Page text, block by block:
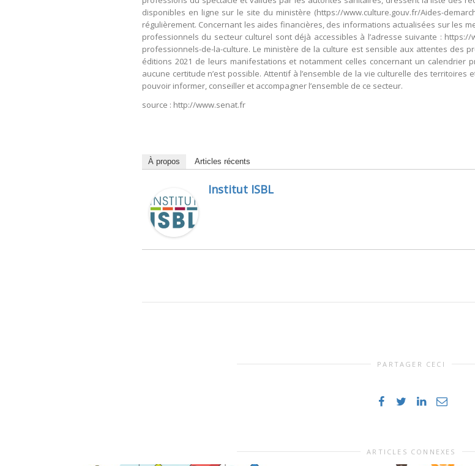
disponibles en ligne sur le site du ministère (https://www.culture.gouv.fr/Aides-
régulièrement. Concernant les aides financières, des informations actualisées sur les
professionnels du secteur culturel sont déjà accessibles à l’adresse suivante :
professionnels-de-la-culture. Le ministère de la culture est sensible aux attentes
éditions 2021 de leurs manifestations et notamment celles concernant un calendrier
aucune certitude n’est possible. Attentif à l’ensemble de la vie culturelle des
pouvoir informer, conseiller et accompagner l’ensemble de ce secteur.
source : http://www.senat.fr
À propos Articles récents
Institut ISBL
PARTAGER CECI
ARTICLES CONNEXES